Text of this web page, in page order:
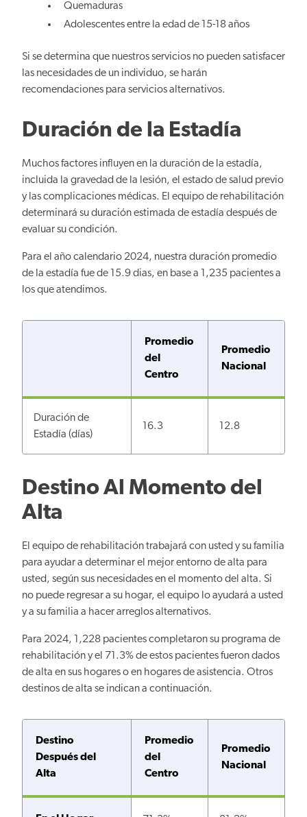
Quemaduras
Adolescentes entre la edad de 15-18 años
Si se determina que nuestros servicios no pueden satisfacer
las necesidades de un individuo, se harán
recomendaciones para servicios alternativos.
Duración de la Estadía
Muchos factores influyen en la duración de la estadía,
incluida la gravedad de la lesión, el estado de salud previo
y las complicaciones médicas. El equipo de rehabilitación
determinará su duración estimada de estadía después de
evaluar su condición.
Para el año calendario 2024, nuestra duración promedio
de la estadía fue de 15.9 dias, en base a 1,235 pacientes a
los que atendimos.
Promedio
del
Centro
Promedio
Nacional
Duración de
Estadía (días)
16.3 12.8
Destino Al Momento del
Alta
El equipo de rehabilitación trabajará con usted y su familia
para ayudar a determinar el mejor entorno de alta para
usted, según sus necesidades en el momento del alta. Si
no puede regresar a su hogar, el equipo lo ayudará a usted
y a su familia a hacer arreglos alternativos.
Para 2024, 1,228 pacientes completaron su programa de
rehabilitación y el 71.3% de estos pacientes fueron dados
de alta en sus hogares o en hogares de asistencia. Otros
destinos de alta se indican a continuación.
Destino
Después del
Alta
Promedio
del
Centro
Promedio
Nacional